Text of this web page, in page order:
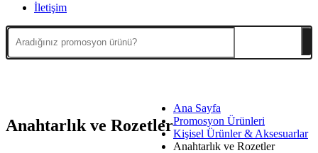
İletişim
Anahtarlık ve Rozetler
Ana Sayfa
Promosyon Ürünleri
Kişisel Ürünler & Aksesuarlar
Anahtarlık ve Rozetler